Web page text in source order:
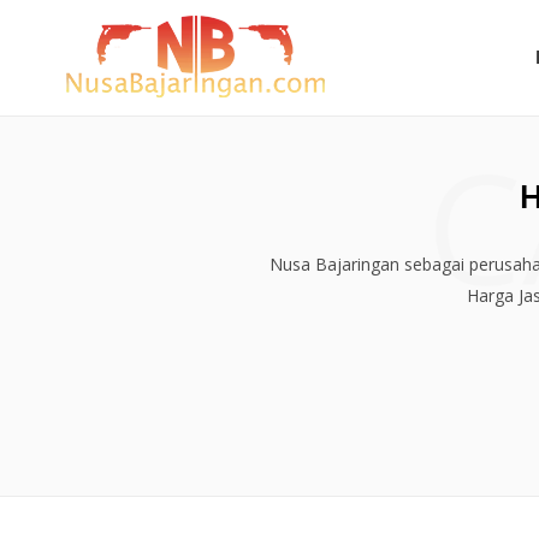
Nusa Bajaringan sebagai
Harga